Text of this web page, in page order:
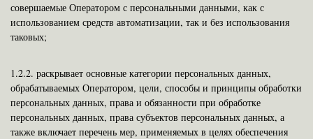
совершаемые Оператором с персональными данными, как с
использованием средств автоматизации, так и без использования
таковых;
1.2.2. раскрывает основные категории персональных данных,
обрабатываемых Оператором, цели, способы и принципы обработки
персональных данных, права и обязанности при обработке
персональных данных, права субъектов персональных данных, а
также включает перечень мер, применяемых в целях обеспечения